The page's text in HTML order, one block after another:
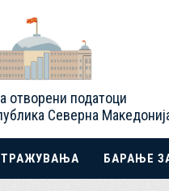
отворени податоци
Северна
БАРАЊЕ